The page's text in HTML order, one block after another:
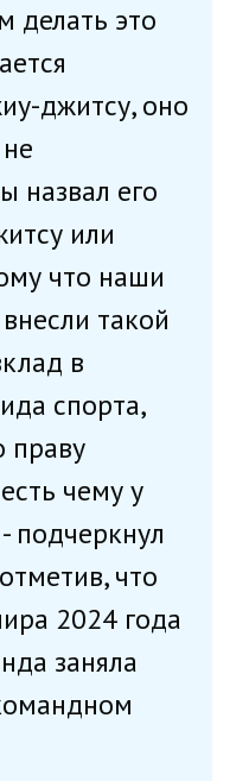
делать это
джитсу, оно
назвал его
или
что наши
такой
в
спорта,
праву
чему у
подчеркнул
что
2024 года
заняла